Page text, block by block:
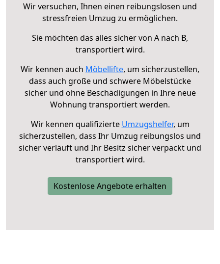
Wir versuchen, Ihnen einen reibungslosen und
stressfreien Umzug zu ermöglichen.
Sie möchten das alles sicher von A nach B,
transportiert wird.
Wir kennen auch Möbellifte, um sicherzustellen,
dass auch große und schwere Möbelstücke
sicher und ohne Beschädigungen in Ihre neue
Wohnung transportiert werden.
Wir kennen qualifizierte Umzugshelfer, um
sicherzustellen, dass Ihr Umzug reibungslos und
sicher verläuft und Ihr Besitz sicher verpackt und
transportiert wird.
Kostenlose Angebote erhalten